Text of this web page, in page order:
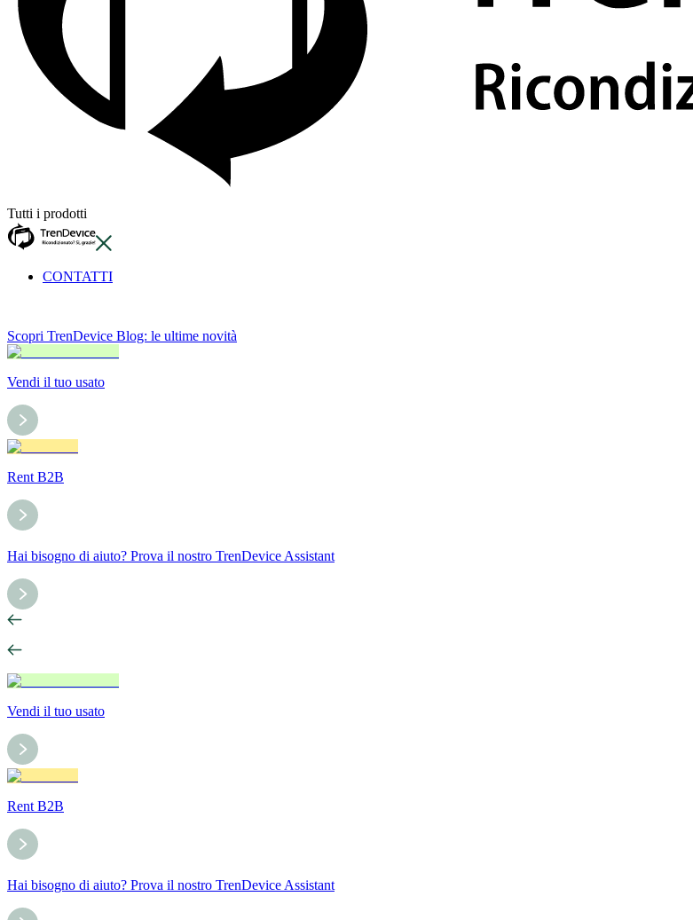
Tutti i prodotti
CONTATTI
Scopri TrenDevice Blog: le ultime novità
Vendi il tuo usato
Rent B2B
Hai bisogno di aiuto? Prova il nostro TrenDevice Assistant
Vendi il tuo usato
Rent B2B
Hai bisogno di aiuto? Prova il nostro TrenDevice Assistant